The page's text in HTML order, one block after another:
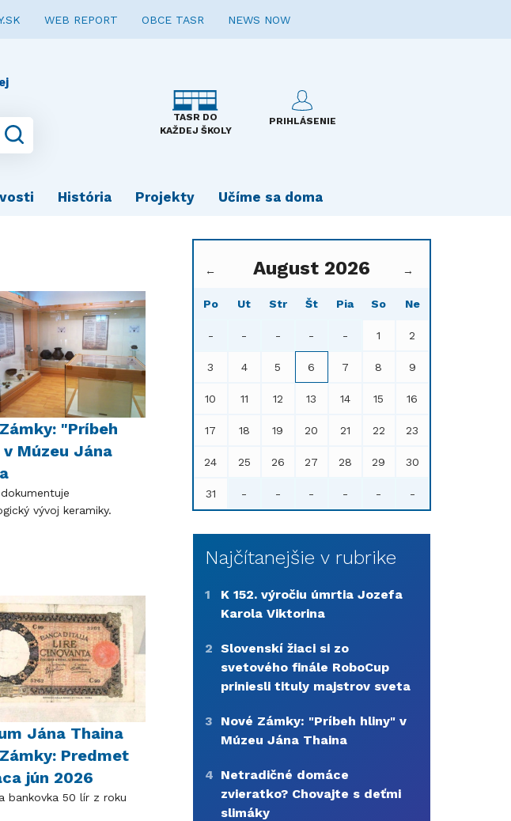
WEB REPORT OBCE TASR NEWS NOW
TASR DO
KAŽDEJ ŠKOLY
PRIHLÁSENIE
História Projekty Učíme sa doma
"Príbeh
Múzeu Jána
vývoj keramiky.
Jána Thaina
Predmet
jún 2026
bankovka 50 lír z roku
← August 2026 →
Po Ut Str Št Pia So Ne
- - - - - 1 2
3 4 5 6 7 8 9
10 11 12 13 14 15 16
17 18 19 20 21 22 23
24 25 26 27 28 29 30
31 - - - - - -
Najčítanejšie v rubrike
1
K 152. výročiu úmrtia Jozefa
Karola Viktorina
2 Slovenskí žiaci si zo
svetového finále RoboCup
priniesli tituly majstrov sveta
3
Nové Zámky: "Príbeh hliny" v
Múzeu Jána Thaina
4 Netradičné domáce
zvieratko? Chovajte s deťmi
slimáky